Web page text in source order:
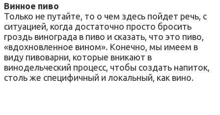
Винное пиво
Только не путайте, то о чем здесь пойдет речь, с
ситуацией, когда достаточно просто бросить
гроздь винограда в пиво и сказать, что это пиво,
«вдохновленное вином». Конечно, мы имеем в
виду пивоварни, которые вникают в
винодельческий процесс, чтобы создать напиток,
столь же специфичный и локальный, как вино.